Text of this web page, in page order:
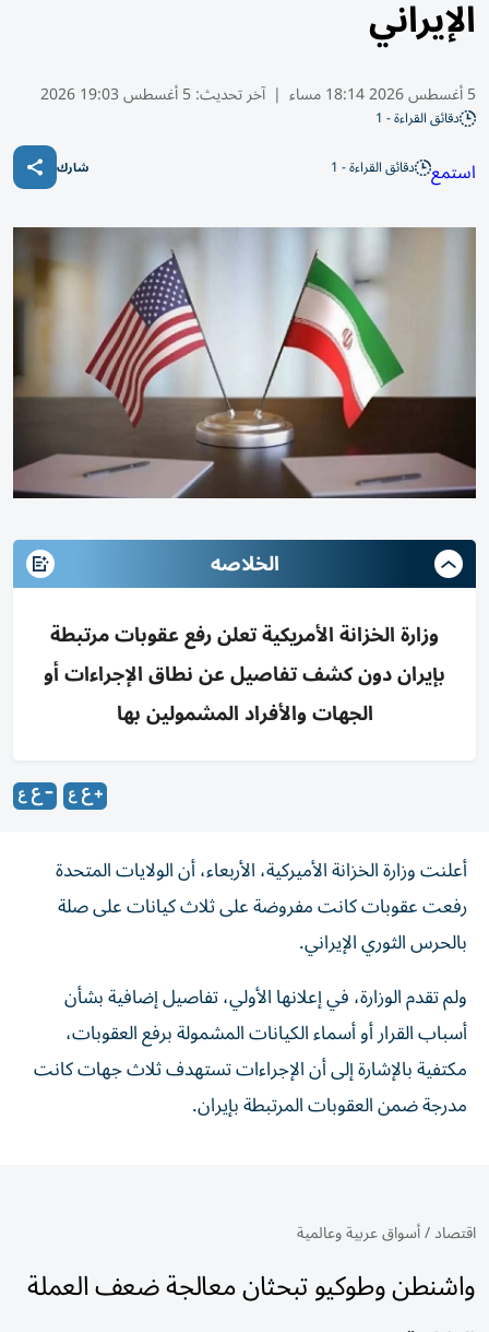
الإيراني
5 أغسطس 2026 18:14 مساء | آخر تحديث:5 أغسطس 19:03 2026
دقائق القراءة - 1
استمع دقائق القراءة - 1 شارك
الخلاصه
وزارة الخزانة الأمريكية تعلن رفع عقوبات مرتبطة
بإيران دون كشف تفاصيل عن نطاق الإجراءات أو
الجهات والأفراد المشمولين بها
أعلنت وزارة الخزانة الأميركية، الأربعاء، أن الولايات المتحدة
رفعت عقوبات كانت مفروضة على ثلاث كيانات على صلة
بالحرس الثوري الإيراني.
ولم تقدم الوزارة، في إعلانها الأولي، تفاصيل إضافية بشأن
أسباب القرار أو أسماء الكيانات المشمولة برفع العقوبات،
مكتفية بالإشارة إلى أن الإجراءات تستهدف ثلاث جهات كانت
مدرجة ضمن العقوبات المرتبطة بإيران.
اقتصاد/أسواق عربية وعالمية
واشنطن وطوكيو تبحثان معالجة ضعف العملة